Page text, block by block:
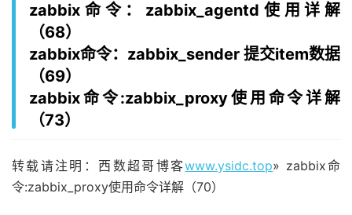
zabbix命令：zabbix_agentd使用详解
（68）
zabbix命令：zabbix_sender 提交item数据
（69）
zabbix命令:zabbix_proxy使用命令详解
（73）
转载请注明：西数超哥博客www.ysidc.top» zabbix命
令:zabbix_proxy使用命令详解（70）